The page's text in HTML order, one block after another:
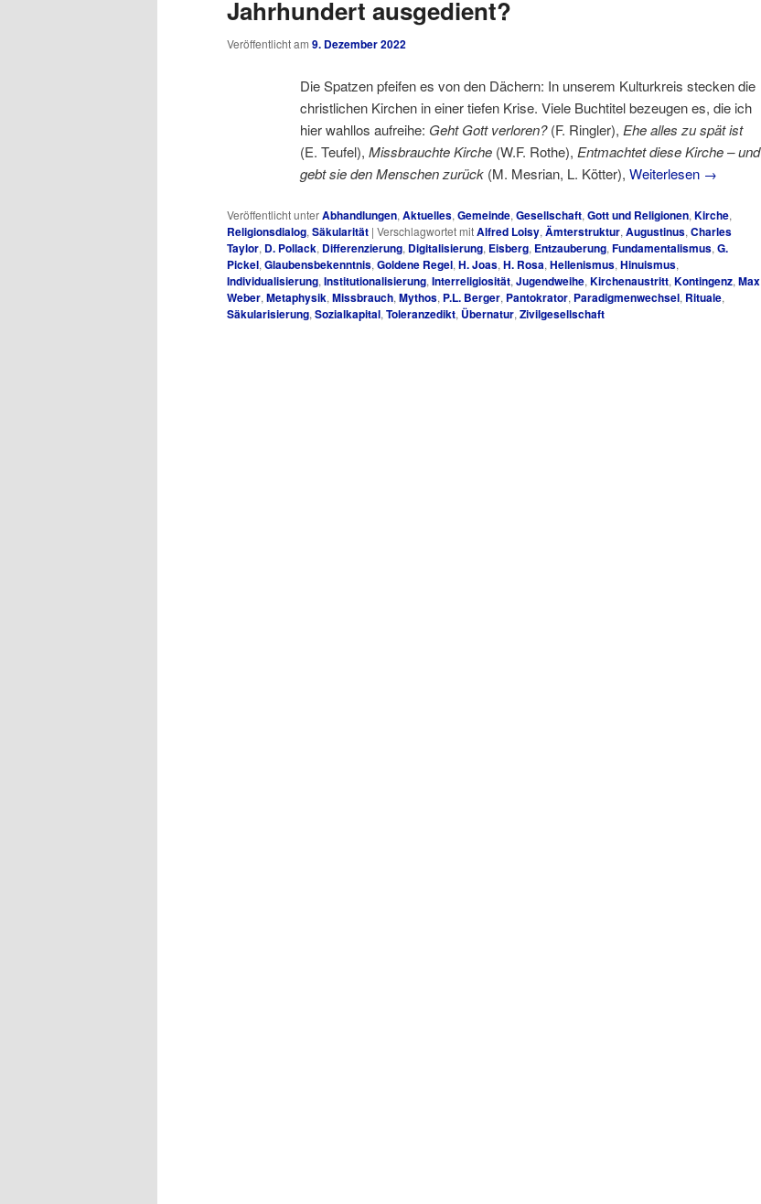
Jahrhundert ausgedient?
Veröffentlicht am 9. Dezember 2022
Die Spatzen pfeifen es von den Dächern: In unserem Kulturkreis stecken die
christlichen Kirchen in einer tiefen Krise. Viele Buchtitel bezeugen es, die ich
hier wahllos aufreihe: Geht Gott verloren?(F. Ringler), Ehe alles zu spät ist
(E. Teufel), Missbrauchte Kirche (W.F. Rothe), Entmachtet diese Kirche – und
gebt sie den Menschen zurück (M. Mesrian, L. Kötter), Weiterlesen →
Veröffentlicht unterAbhandlungen, Aktuelles, Gemeinde, Gesellschaft, Gott und Religionen, Kirche,
Religionsdialog, Säkularität | Verschlagwortet mitAlfred Loisy, Ämterstruktur, Augustinus, Charles
Taylor, D. Pollack, Differenzierung, Digitalisierung, Eisberg, Entzauberung, Fundamentalismus, G.
Pickel, Glaubensbekenntnis, Goldene Regel, H. Joas, H. Rosa, Hellenismus, Hinuismus,
Individualisierung, Institutionalisierung, Interreligiosität, Jugendweihe, Kirchenaustritt, Kontingenz, Max
Weber, Metaphysik, Missbrauch, Mythos, P.L. Berger, Pantokrator, Paradigmenwechsel, Rituale,
Säkularisierung, Sozialkapital, Toleranzedikt, Übernatur, Zivilgesellschaft